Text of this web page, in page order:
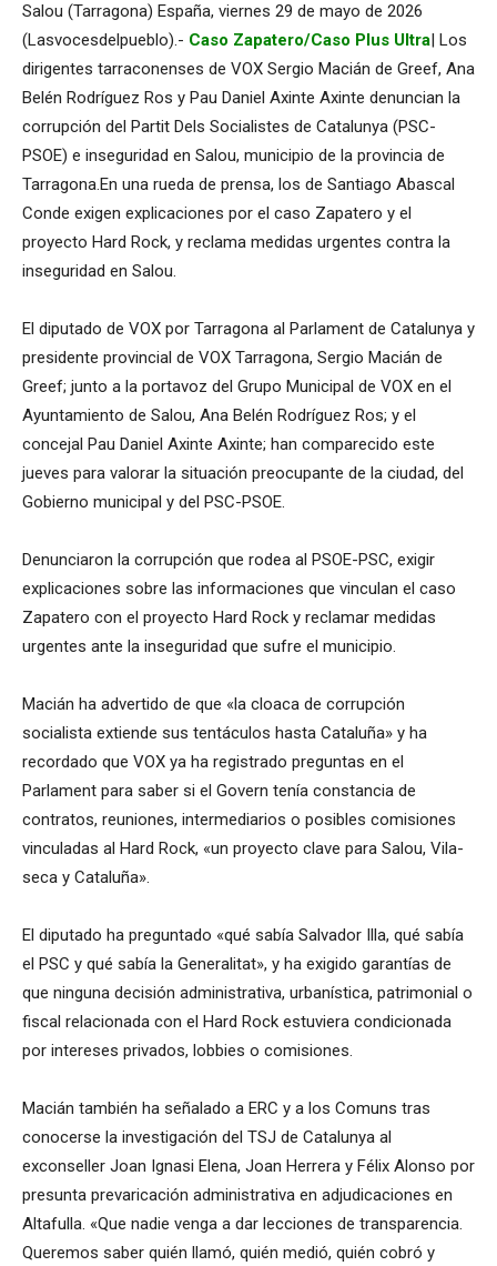
Salou (Tarragona) España, viernes 29 de mayo de 2026
(Lasvocesdelpueblo).- Caso Zapatero/Caso Plus Ultra | Los
dirigentes tarraconenses de VOX Sergio Macián de Greef, Ana
Belén Rodríguez Ros y Pau Daniel Axinte Axinte denuncian la
corrupción del Partit Dels Socialistes de Catalunya (PSC-
PSOE) e inseguridad en Salou, municipio de la provincia de
Tarragona.En una rueda de prensa, los de Santiago Abascal
Conde exigen explicaciones por el caso Zapatero y el
proyecto Hard Rock, y reclama medidas urgentes contra la
inseguridad en Salou.
El diputado de VOX por Tarragona al Parlament de Catalunya y
presidente provincial de VOX Tarragona, Sergio Macián de
Greef; junto a la portavoz del Grupo Municipal de VOX en el
Ayuntamiento de Salou, Ana Belén Rodríguez Ros; y el
concejal Pau Daniel Axinte Axinte; han comparecido este
jueves para valorar la situación preocupante de la ciudad, del
Gobierno municipal y del PSC-PSOE.
Denunciaron la corrupción que rodea al PSOE-PSC, exigir
explicaciones sobre las informaciones que vinculan el caso
Zapatero con el proyecto Hard Rock y reclamar medidas
urgentes ante la inseguridad que sufre el municipio.
Macián ha advertido de que «la cloaca de corrupción
socialista extiende sus tentáculos hasta Cataluña» y ha
recordado que VOX ya ha registrado preguntas en el
Parlament para saber si el Govern tenía constancia de
contratos, reuniones, intermediarios o posibles comisiones
vinculadas al Hard Rock, «un proyecto clave para Salou, Vila-
seca y Cataluña».
El diputado ha preguntado «qué sabía Salvador Illa, qué sabía
el PSC y qué sabía la Generalitat», y ha exigido garantías de
que ninguna decisión administrativa, urbanística, patrimonial o
fiscal relacionada con el Hard Rock estuviera condicionada
por intereses privados, lobbies o comisiones.
Macián también ha señalado a ERC y a los Comuns tras
conocerse la investigación del TSJ de Catalunya al
exconseller Joan Ignasi Elena, Joan Herrera y Félix Alonso por
presunta prevaricación administrativa en adjudicaciones en
Altafulla. «Que nadie venga a dar lecciones de transparencia.
Queremos saber quién llamó, quién medió, quién cobró y